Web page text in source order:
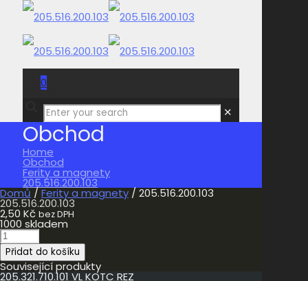
0
0,00 Kč
✕
Obchod
Home
Obchod
Ferity a magnety
205.516.200.103
Domů / Ferity a magnety / 205.516.200.103
205.516.200.103
2,50 Kč bez DPH
1000 skladem
205.516.200.103
množství
Přidat do košíku
Související produkty
205.321.710.101 VL KOTC REZ